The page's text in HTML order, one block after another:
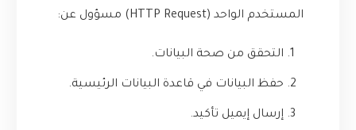
المستخدم الواحد (HTTP Request) مسؤول عن:
التحقق من صحة البيانات.
حفظ البيانات في قاعدة البيانات الرئيسية.
إرسال إيميل تأكيد.